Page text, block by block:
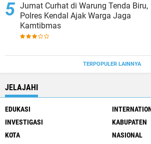
Jumat Curhat di Warung Tenda Biru,
Polres Kendal Ajak Warga Jaga
Kamtibmas
TERPOPULER LAINNYA
JELAJAHI
EDUKASI
INVESTIGASI
KABUPATEN
KOTA
NASIONAL